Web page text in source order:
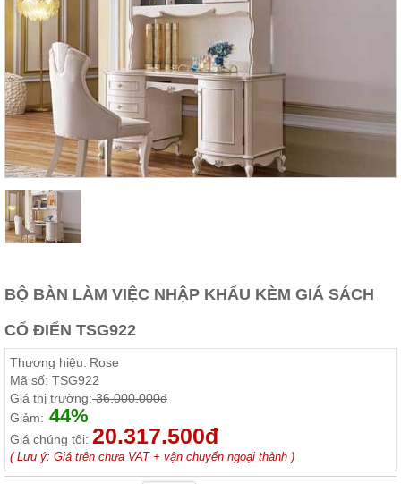
tầng,
Nội
Thất
Phòng
Khách
tủ
Bàn
trà...
Nội
Phòng
Ngủ
Giường
ngủ, tủ
áo, bàn
trang
điểm
Nội
Phòng
Ăn
BỘ BÀN LÀM VIỆC NHẬP KHẨU KÈM GIÁ SÁCH
CỔ ĐIỂN TSG922
Thương hiệu: Rose
Mã số: TSG922
Giá thị trường:36.000.000đ
Giảm: 44%
Giá chúng tôi: 20.317.500đ
( Lưu ý: Giá trên chưa VAT + vận chuyển ngoại thành )